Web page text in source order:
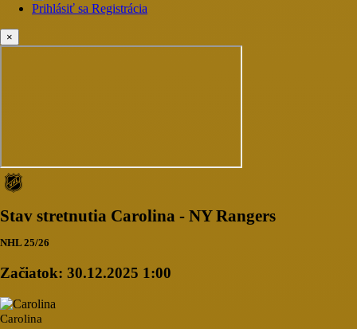
Prihlásiť sa Registrácia
×
Stav stretnutia Carolina - NY Rangers
NHL 25/26
Začiatok: 30.12.2025 1:00
Carolina